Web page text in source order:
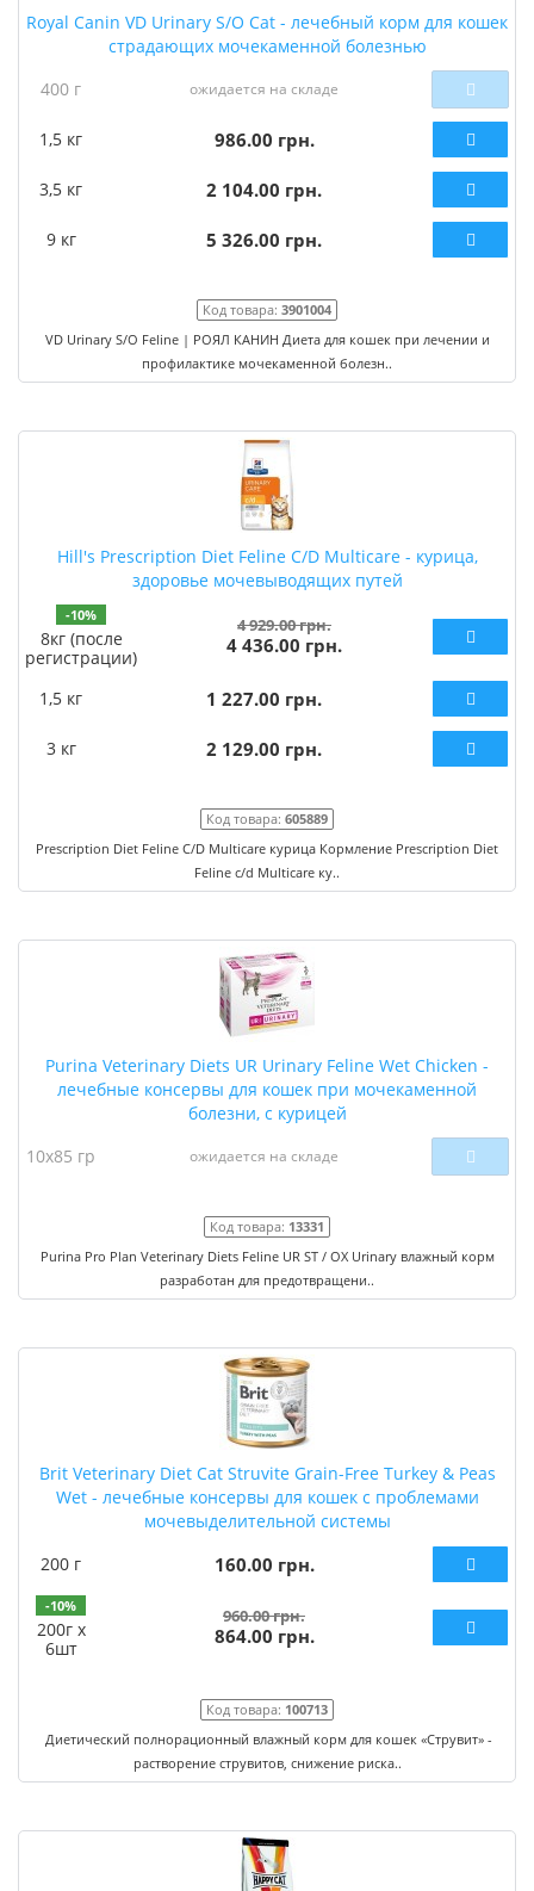
Royal Canin VD Urinary S/O Cat - лечебный корм для кошек
страдающих мочекаменной болезнью
400 г
ожидается на складе
1,5 кг 986.00 грн.
3,5 кг 2 104.00 грн.
9 кг 5 326.00 грн.
Код товара: 3901004
VD Urinary S/O Feline | РОЯЛ КАНИН Диета для кошек при лечении и
профилактике мочекаменной болезн..
Hill's Prescription Diet Feline C/D Multicare - курица,
здоровье мочевыводящих путей
-10%
8кг (после
регистрации)
4 929.00 грн.
4 436.00 грн.
1,5 кг 1 227.00 грн.
3 кг 2 129.00 грн.
Код товара: 605889
Prescription Diet Feline C/D Multicare курица Кормление Prescription Diet
Feline c/d Multicare ку..
Purina Veterinary Diets UR Urinary Feline Wet Chicken -
лечебные консервы для кошек при мочекаменной
болезни, с курицей
10х85 гр
ожидается на складе
Код товара: 13331
Purina Pro Plan Veterinary Diets Feline UR ST / OX Urinary влажный корм
разработан для предотвращени..
Brit Veterinary Diet Cat Struvite Grain-Free Turkey & Peas
Wet - лечебные консервы для кошек с проблемами
мочевыделительной системы
200 г
160.00 грн.
-10%
200г х
6шт
960.00 грн.
864.00 грн.
Код товара: 100713
Диетический полнорационный влажный корм для кошек «Струвит» -
растворение струвитов, снижение риска..